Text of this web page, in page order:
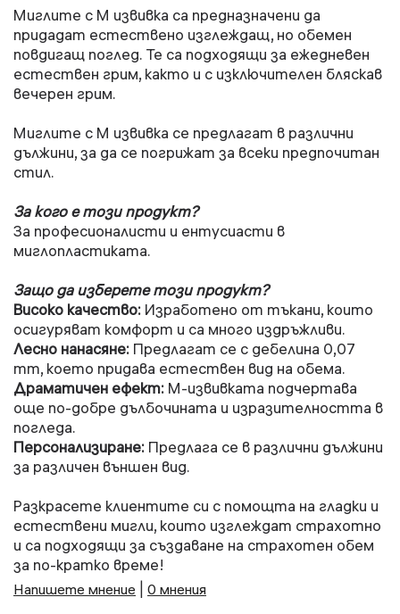
Миглите с M извивка са предназначени да
придадат естествено изглеждащ, но обемен
повдигащ поглед. Те са подходящи за ежедневен
естествен грим, както и с изключителен бляскав
вечерен грим.
Миглите с M извивка се предлагат в различни
дължини, за да се погрижат за всеки предпочитан
стил.
За кого е този продукт?
За професионалисти и ентусиасти в
миглопластиката.
Защо да изберете този продукт?
Високо качество: Изработено от тъкани, които
осигуряват комфорт и са много издръжливи.
Лесно нанасяне: Предлагат се с дебелина 0,07
mm, което придава естествен вид на обема.
Драматичен ефект: М-извивката подчертава
още по-добре дълбочината и изразителността в
погледа.
Персонализиране: Предлага се в различни дължини
за различен външен вид.
Разкрасете клиентите си с помощта на гладки и
естествени мигли, които изглеждат страхотно
и са подходящи за създаване на страхотен обем
за по-кратко време!
Напишете мнение 0 мнения